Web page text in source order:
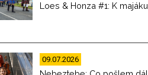
Loes & Honza #1: K majáku
09.07.2026